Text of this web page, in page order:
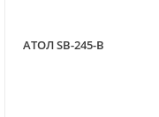
АТОЛ SB-245-B